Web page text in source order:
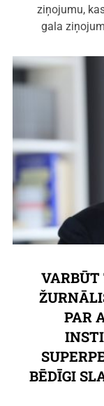
ziņojumu,
gala
VARBŪT
PAR
BĒDĪGI